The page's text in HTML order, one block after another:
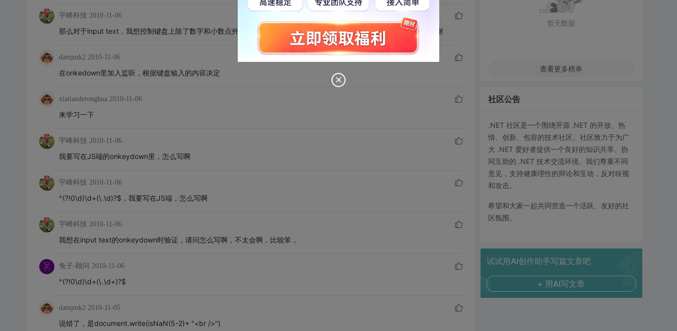
宇峰科技 2010-11-06
那么对于input text，我想控制键盘上除了数字和小数点外就不让输入，以及输入的只能是整数或小数，请问怎么控制，谢谢
damjmk2 2010-11-06
在onkedown里加入监听，根据键盘输入的内容决定
xiatiandetonghua 2010-11-06
来学习一下
宇峰科技 2010-11-06
我要写在JS端的onkeydown里，怎么写啊
宇峰科技 2010-11-06
^(?!0\d)\d+(\.\d)?$，我要写在JS端，怎么写啊
宇峰科技 2010-11-06
我想在input text的onkeydown时验证，请问怎么写啊，不太会啊，比较笨，
兔子-顾问 2010-11-06
^(?!0\d)\d+(\.\d+)?$
damjmk2 2010-11-05
说错了，是document.write(isNaN(5-2)+ "<br />")
暂无数据
查看更多榜单
社区公告
.NET 社区是一个围绕开源 .NET 的开放、热
情、创新、包容的技术社区。社区致力于为广
大 .NET 爱好者提供一个良好的知识共享、协
同互助的 .NET 技术交流环境。我们尊重不同
意见，支持健康理性的辩论和互动，反对歧视
和攻击。
希望和大家一起共同营造一个活跃、友好的社
区氛围。
试试用AI创作助手写篇文章吧
+ 用AI写文章